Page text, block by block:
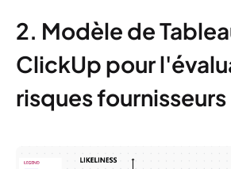
2. Modèle de
ClickUp pour
risques fournisseurs